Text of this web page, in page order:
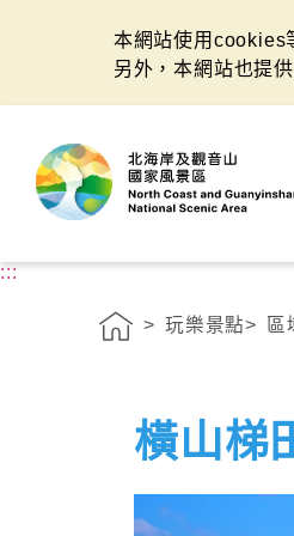
本網站使用cookies
另外，本網站也提
:::
玩樂景點 區
橫山梯